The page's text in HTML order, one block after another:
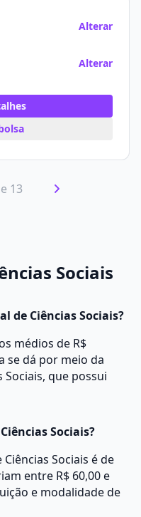
Alterar
Alterar
13
Sociais
de Ciências Sociais?
médios de R$
se dá por meio da
que possui
Sociais?
Sociais é de
entre R$ 60,00 e
e modalidade de